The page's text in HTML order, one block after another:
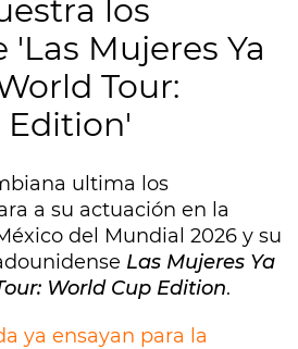
los
'Las Mujeres Ya
Tour:
Edition'
ultima los
a su actuación en la
del Mundial 2026 y su
Las Mujeres Ya
World Cup Edition.
ya ensayan para la